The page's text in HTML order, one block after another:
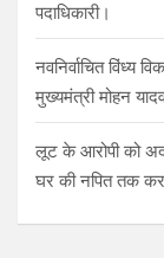
पदाधिकारी।
नवनिर्वाचित विंध्य
मुख्यमंत्री मोहन
लूट के आरोपी को
घर की नपित तक